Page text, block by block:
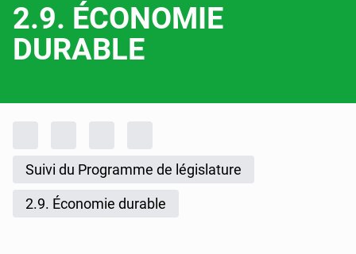
2.9. ÉCONOMIE
DURABLE
Suivi du Programme de législature
2.9. Économie durable